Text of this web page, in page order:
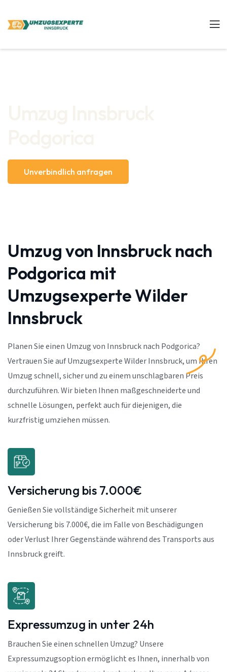
Unverbindlich anfragen
Umzug von Innsbruck nach
Podgorica mit
Umzugsexperte Wilder
Innsbruck
Planen Sie einen Umzug von Innsbruck nach Podgorica?
Vertrauen Sie auf Umzugsexperte Wilder Innsbruck, um Ihren
Umzug schnell, sicher und zu einem unschlagbaren Preis
durchzuführen. Wir bieten Ihnen maßgeschneiderte und
schnelle Lösungen, perfekt auch für diejenigen, die
kurzfristig umziehen müssen.
Versicherung bis 7.000€
Genießen Sie vollständige Sicherheit mit unserer
Versicherung bis 7.000€, die im Falle von Beschädigungen
oder Verlust Ihrer Gegenstände während des Transports aus
Innsbruck greift.
Expressumzug in unter 24h
Brauchen Sie einen schnellen Umzug? Unsere
Expressumzugsoption ermöglicht es Ihnen, innerhalb von